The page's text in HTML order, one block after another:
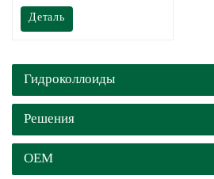
других натуральных
коллоидов с синергическим
стоимостью и необратимым
улучшить белизну и яркость,
пригодность для
Деталь
Гидроколлоиды
Решения
ОЕМ